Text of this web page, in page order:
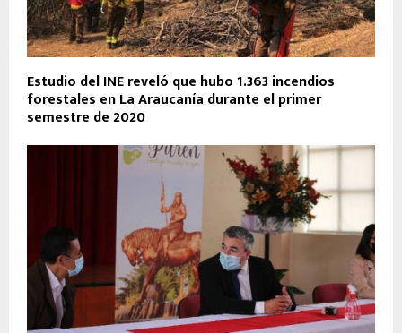
Estudio del INE reveló que hubo 1.363 incendios
forestales en La Araucanía durante el primer
semestre de 2020